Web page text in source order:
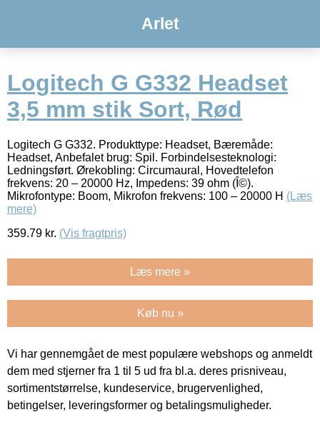
Arlet
Logitech G G332 Headset
3,5 mm stik Sort, Rød
Logitech G G332. Produkttype: Headset, Bæremåde:
Headset, Anbefalet brug: Spil. Forbindelsesteknologi:
Ledningsført. Ørekobling: Circumaural, Hovedtelefon
frekvens: 20 – 20000 Hz, Impedens: 39 ohm (Î©).
Mikrofontype: Boom, Mikrofon frekvens: 100 – 20000 H (Læs
mere)
359.79 kr. (Vis fragtpris)
Læs mere »
Køb nu »
Vi har gennemgået de mest populære webshops og anmeldt
dem med stjerner fra 1 til 5 ud fra bl.a. deres prisniveau,
sortimentstørrelse, kundeservice, brugervenlighed,
betingelser, leveringsformer og betalingsmuligheder.